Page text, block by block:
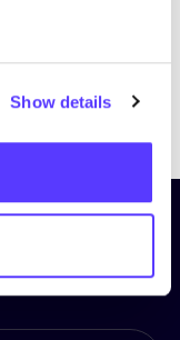
Show detailsPreviousNext